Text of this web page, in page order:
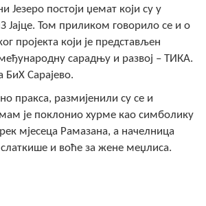
УПРАВА
ИНФО
Језеро постоји џемат који су у
Јајце. Том приликом говорило се и о
пројекта који је представљен
сарадњу и развој – ТИКА.
БиХ Сарајево.
пракса, размијенили су се и
је поклонио хурме као симболику
мјесеца Рамазана, а начелница
слаткише и воће за жене меџлиса.